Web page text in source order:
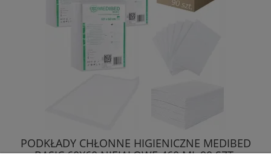
PODKŁADY CHŁONNE HIGIENICZNE MEDIBED
BASIC 60X60 NIEJAŁOWE 460 ML 90 SZT.